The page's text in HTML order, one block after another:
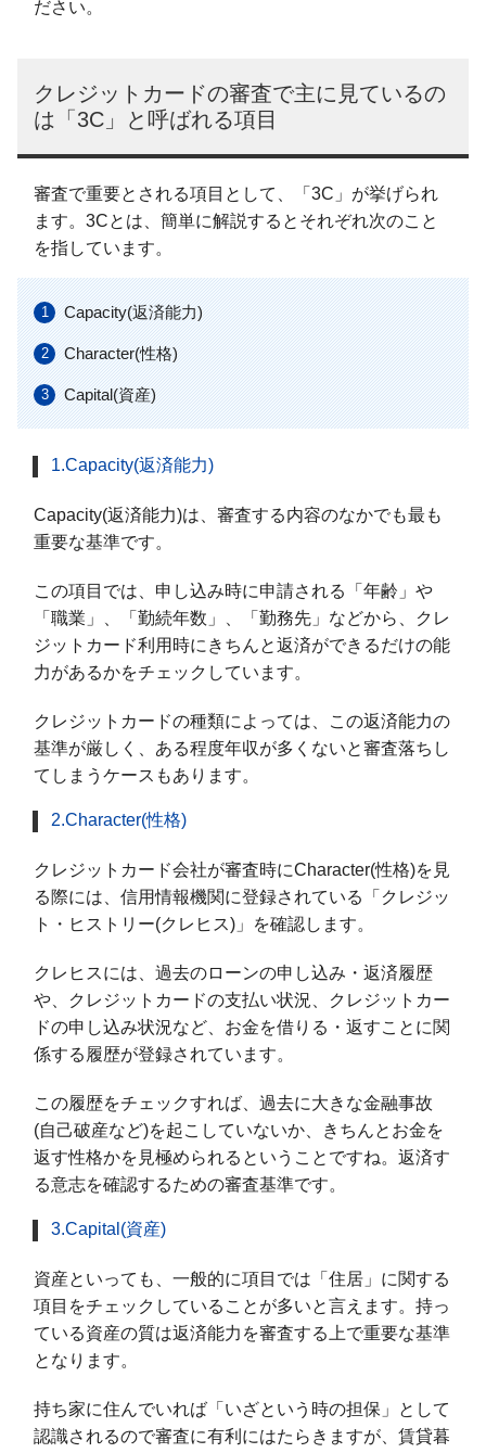
ださい。
クレジットカードの審査で主に見ているの
は「3C」と呼ばれる項目
審査で重要とされる項目として、「3C」が挙げられ
ます。3Cとは、簡単に解説するとそれぞれ次のこと
を指しています。
Capacity(返済能力)
Character(性格)
Capital(資産)
1.Capacity(返済能力)
Capacity(返済能力)は、審査する内容のなかでも最も
重要な基準です。
この項目では、申し込み時に申請される「年齢」や
「職業」、「勤続年数」、「勤務先」などから、クレ
ジットカード利用時にきちんと返済ができるだけの能
力があるかをチェックしています。
クレジットカードの種類によっては、この返済能力の
基準が厳しく、ある程度年収が多くないと審査落ちし
てしまうケースもあります。
2.Character(性格)
クレジットカード会社が審査時にCharacter(性格)を見
る際には、信用情報機関に登録されている「クレジッ
ト・ヒストリー(クレヒス)」を確認します。
クレヒスには、過去のローンの申し込み・返済履歴
や、クレジットカードの支払い状況、クレジットカー
ドの申し込み状況など、お金を借りる・返すことに関
係する履歴が登録されています。
この履歴をチェックすれば、過去に大きな金融事故
(自己破産など)を起こしていないか、きちんとお金を
返す性格かを見極められるということですね。返済す
る意志を確認するための審査基準です。
3.Capital(資産)
資産といっても、一般的に項目では「住居」に関する
項目をチェックしていることが多いと言えます。持っ
ている資産の質は返済能力を審査する上で重要な基準
となります。
持ち家に住んでいれば「いざという時の担保」として
認識されるので審査に有利にはたらきますが、賃貸暮